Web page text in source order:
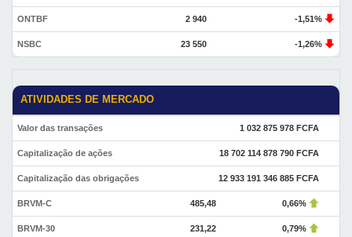
ONTBF 2 940 -1,51%
NSBC 23 550 -1,26%
ATIVIDADES DE MERCADO
Valor das transações 1 032 875 978 FCFA
Capitalização de ações 18 702 114 878 790 FCFA
Capitalização das obrigações 12 933 191 346 885 FCFA
BRVM-C 485,48 0,66%
BRVM-30 231,22 0,79%